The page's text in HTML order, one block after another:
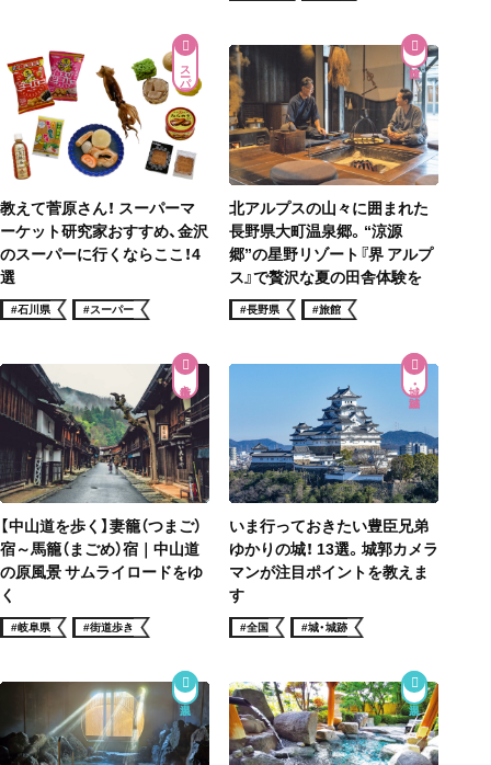
スーパー
教えて菅原さん！ スーパーマ
ーケット研究家おすすめ、金沢
のスーパーに行くならここ！4
選
#石川県 #スーパー
北アルプスの山々に囲まれた
長野県大町温泉郷。“涼源
郷”の星野リゾート『界 アルプ
ス』で贅沢な夏の田舎体験を
#長野県 #旅館
街道歩き
【中山道を歩く】妻籠（つまご）
宿～馬籠（まごめ）宿｜中山道
の原風景 サムライロードをゆ
く
#岐阜県 #街道歩き
城・城跡
いま行っておきたい豊臣兄弟
ゆかりの城！ 13選。城郭カメラ
マンが注目ポイントを教えま
す
#全国 #城・城跡